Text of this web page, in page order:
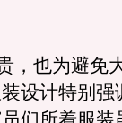
也为避免
设计特别强